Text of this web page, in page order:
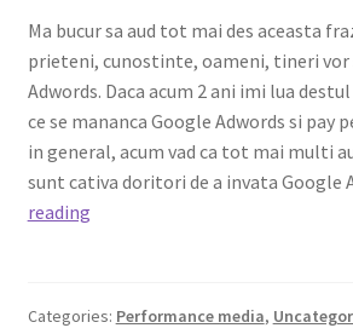
Ma bucur sa aud tot mai des aceasta
prieteni, cunostinte, oameni, tineri vor
Adwords. Daca acum 2 ani imi lua
ce se mananca Google Adwords si pay
in general, acum vad ca tot mai multi
sunt cativa doritori de a invata Google
readingVreau
Categories: Performance media,